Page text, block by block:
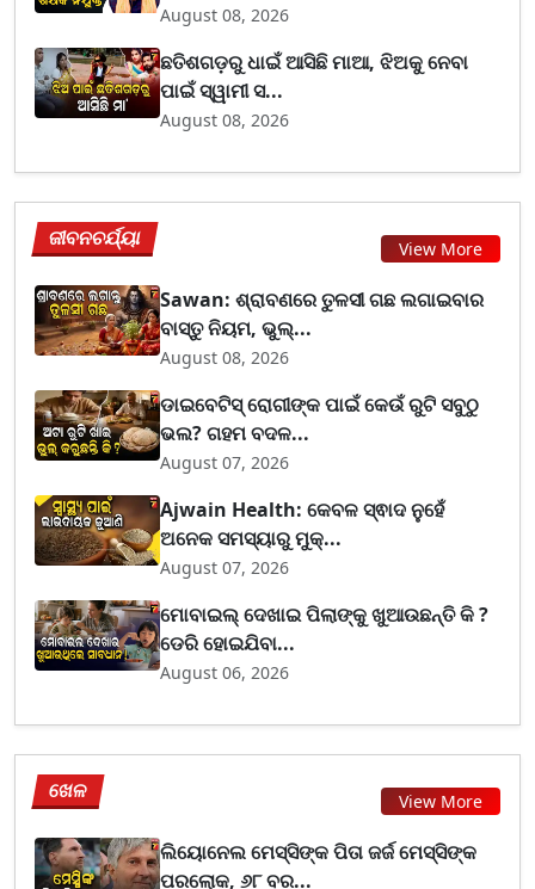
August 08, 2026
ଛତିଶଗଡ଼ରୁ ଧାଇଁ ଆସିଛି ମାଆ, ଝିଅକୁ ନେବା
ପାଇଁ ସ୍ୱାମୀ ସ...
August 08, 2026
ଜୀବନଚର୍ଯ୍ୟା View More
Sawan: ଶ୍ରାବଣରେ ତୁଳସୀ ଗଛ ଲଗାଇବାର
ବାସ୍ତୁ ନିୟମ, ଭୁଲ୍...
August 08, 2026
ଡାଇବେଟିସ୍ ରୋଗୀଙ୍କ ପାଇଁ କେଉଁ ରୁଟି ସବୁଠୁ
ଭଲ? ଗହମ ବଦଳ...
August 07, 2026
Ajwain Health: କେବଳ ସ୍ଵାଦ ନୁହେଁ
ଅନେକ ସମସ୍ୟାରୁ ମୁକ୍...
August 07, 2026
ମୋବାଇଲ୍ ଦେଖାଇ ପିଲାଙ୍କୁ ଖୁଆଉଛନ୍ତି କି ?
ଡେରି ହୋଇଯିବା...
August 06, 2026
ଖେଳ View More
ଲିୟୋନେଲ ମେସ୍ସିଙ୍କ ପିତା ଜର୍ଜ ମେସ୍ସିଙ୍କ
ପରଲୋକ, ୬୮ ବର...